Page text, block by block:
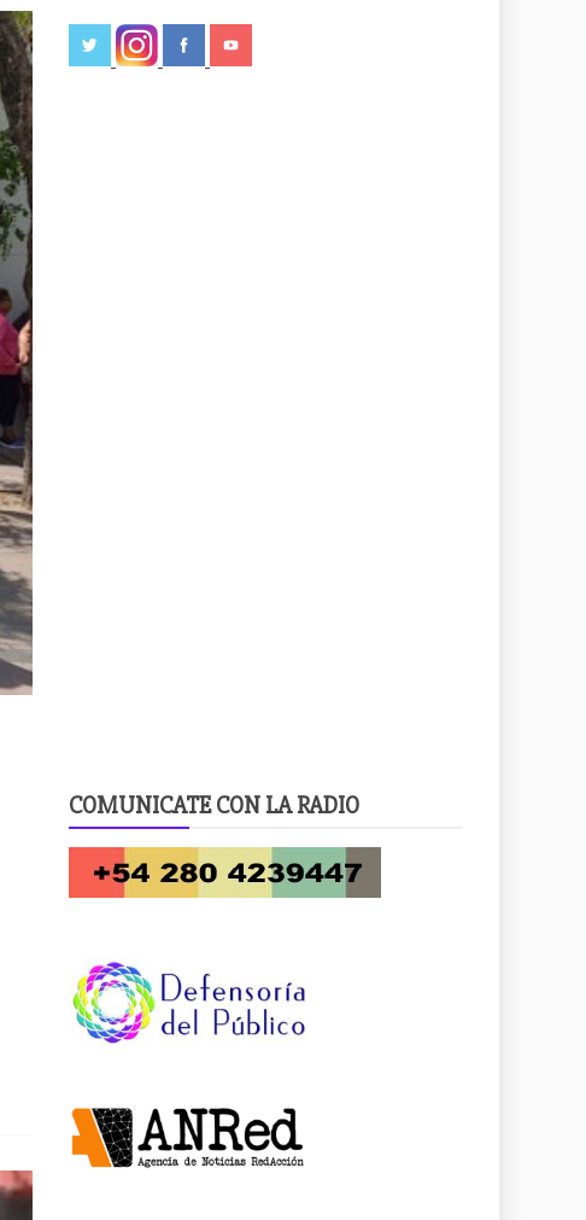
COMUNICATE CON LA RADIO